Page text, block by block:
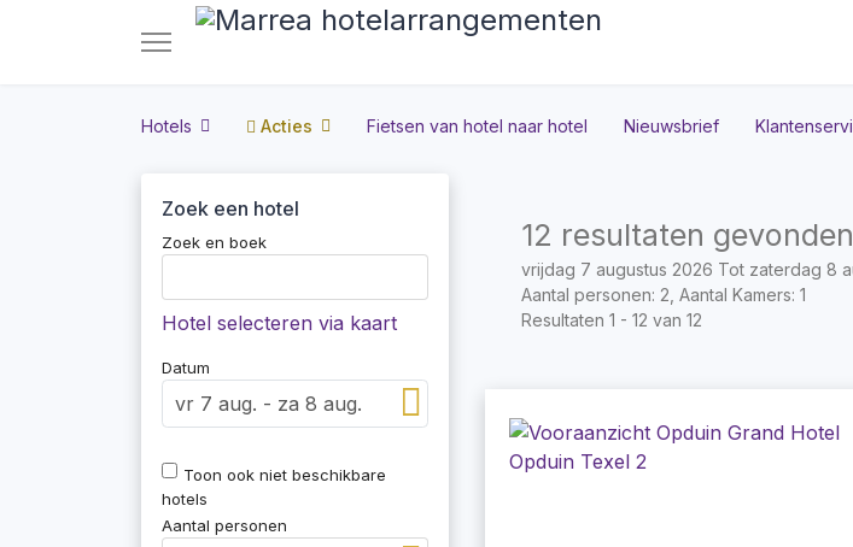
Hotels Acties Fietsen van hotel naar hotel Nieuwsbrief
Zoek een hotel
Zoek en boek
Hotel selecteren via kaart
Datum
Toon ook niet beschikbare
hotels
Aantal personen
12 resultaten gevonden
vrijdag 7 augustus 2026 Tot zaterdag 8
Aantal personen: 2, Aantal Kamers: 1
Resultaten 1 - 12 van 12